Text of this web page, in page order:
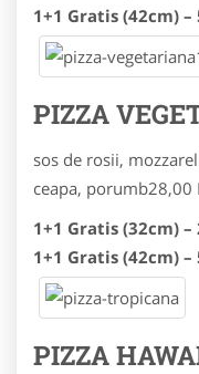
1+1 Gratis (42cm) –
PIZZA
sos de rosii,
ceapa, porumb28,00
1+1 Gratis (32cm) –
1+1 Gratis (42cm) –
PIZZA